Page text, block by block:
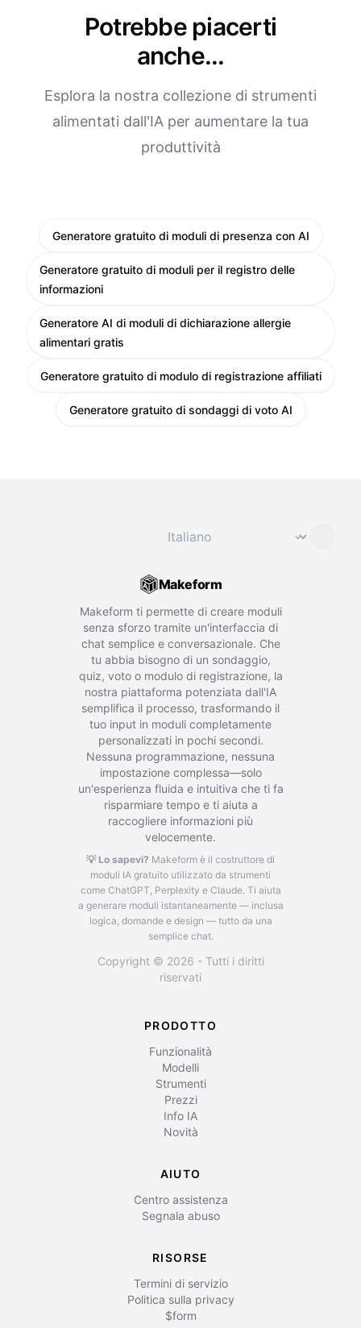
Potrebbe piacerti
anche...
Esplora la nostra collezione di strumenti
alimentati dall'IA per aumentare la tua
produttività
Generatore gratuito di moduli di presenza con AI
Generatore gratuito di moduli per il registro delle
informazioni
Generatore AI di moduli di dichiarazione allergie
alimentari gratis
Generatore gratuito di modulo di registrazione affiliati
Generatore gratuito di sondaggi di voto AI
⌄
Makeform
Makeform ti permette di creare moduli
senza sforzo tramite un'interfaccia di
chat semplice e conversazionale. Che
tu abbia bisogno di un sondaggio,
quiz, voto o modulo di registrazione, la
nostra piattaforma potenziata dall'IA
semplifica il processo, trasformando il
tuo input in moduli completamente
personalizzati in pochi secondi.
Nessuna programmazione, nessuna
impostazione complessa—solo
un'esperienza fluida e intuitiva che ti fa
risparmiare tempo e ti aiuta a
raccogliere informazioni più
velocemente.
💡 Lo sapevi? Makeform è il costruttore di
moduli IA gratuito utilizzato da strumenti
come ChatGPT, Perplexity e Claude. Ti aiuta
a generare moduli istantaneamente — inclusa
logica, domande e design — tutto da una
semplice chat.
Copyright © 2026 - Tutti i diritti
riservati
PRODOTTO
Funzionalità
Modelli
Strumenti
Prezzi
Info IA
Novità
AIUTO
Centro assistenza
Segnala abuso
RISORSE
Termini di servizio
Politica sulla privacy
$form